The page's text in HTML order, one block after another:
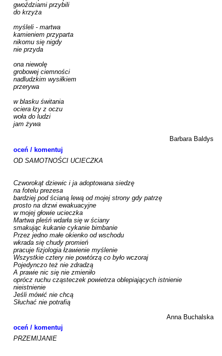
gwoździami przybili
do krzyża
myśleli - martwa
kamieniem przyparta
nikomu się nigdy
nie przyda
ona niewolę
grobowej ciemności
nadludzkim wysiłkiem
przerywa
w blasku świtania
ociera łzy z oczu
woła do ludzi
jam żywa
Barbara Baldys
oceń / komentuj
OD SAMOTNOŚCI UCIECZKA
Czworokąt dziewic i ja adoptowana siedzę
na fotelu prezesa
bardziej pod ścianą lewą od mojej strony gdy patrzę
prosto na drzwi ewakuacyjne
w mojej głowie ucieczka
Martwa pleśń wdarła się w ściany
smakując kukanie cykanie bimbanie
Przez jedno małe okienko od wschodu
wkrada się chudy promień
pracuje fizjologia łzawienie myślenie
Wszystkie cztery nie powtórzą co było wczoraj
Pojedynczo też nie zdradzą
A prawie nic się nie zmieniło
oprócz ruchu cząsteczek powietrza oblepiających istnienie
nieistnienie
Jeśli mówić nie chcą
Słuchać nie potrafią
Anna Buchalska
oceń / komentuj
PRZEMIJANIE